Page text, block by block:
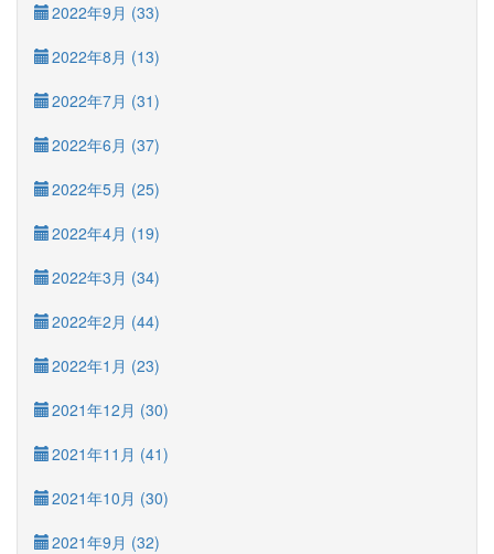
2022年9月 (33)
2022年8月 (13)
2022年7月 (31)
2022年6月 (37)
2022年5月 (25)
2022年4月 (19)
2022年3月 (34)
2022年2月 (44)
2022年1月 (23)
2021年12月 (30)
2021年11月 (41)
2021年10月 (30)
2021年9月 (32)